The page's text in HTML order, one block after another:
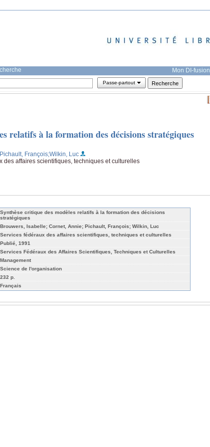
Mon DI-fusion
Passe-partout
relatifs à la formation des décisions stratégiques
François;Wilkin, Luc
des affaires scientifiques, techniques et culturelles
Synthèse critique des modèles relatifs à la formation des décisions
stratégiques
Brouwers, Isabelle; Cornet, Annie; Pichault, François; Wilkin, Luc
Services fédéraux des affaires scientifiques, techniques et culturelles
Publié, 1991
Services Fédéraux des Affaires Scientifiques, Techniques et Culturelles
Management
Science de l'organisation
232 p.
Français